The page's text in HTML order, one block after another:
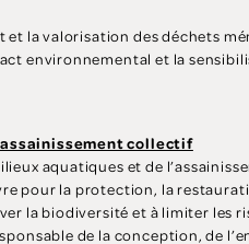
et la valorisation des déchets
environnemental et la
collectif
aquatiques et de
pour la protection, la
la biodiversité et à limiter les
de la conception, de